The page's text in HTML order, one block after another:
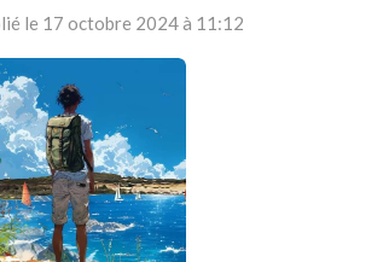
le 17 octobre 2024 à 11:12